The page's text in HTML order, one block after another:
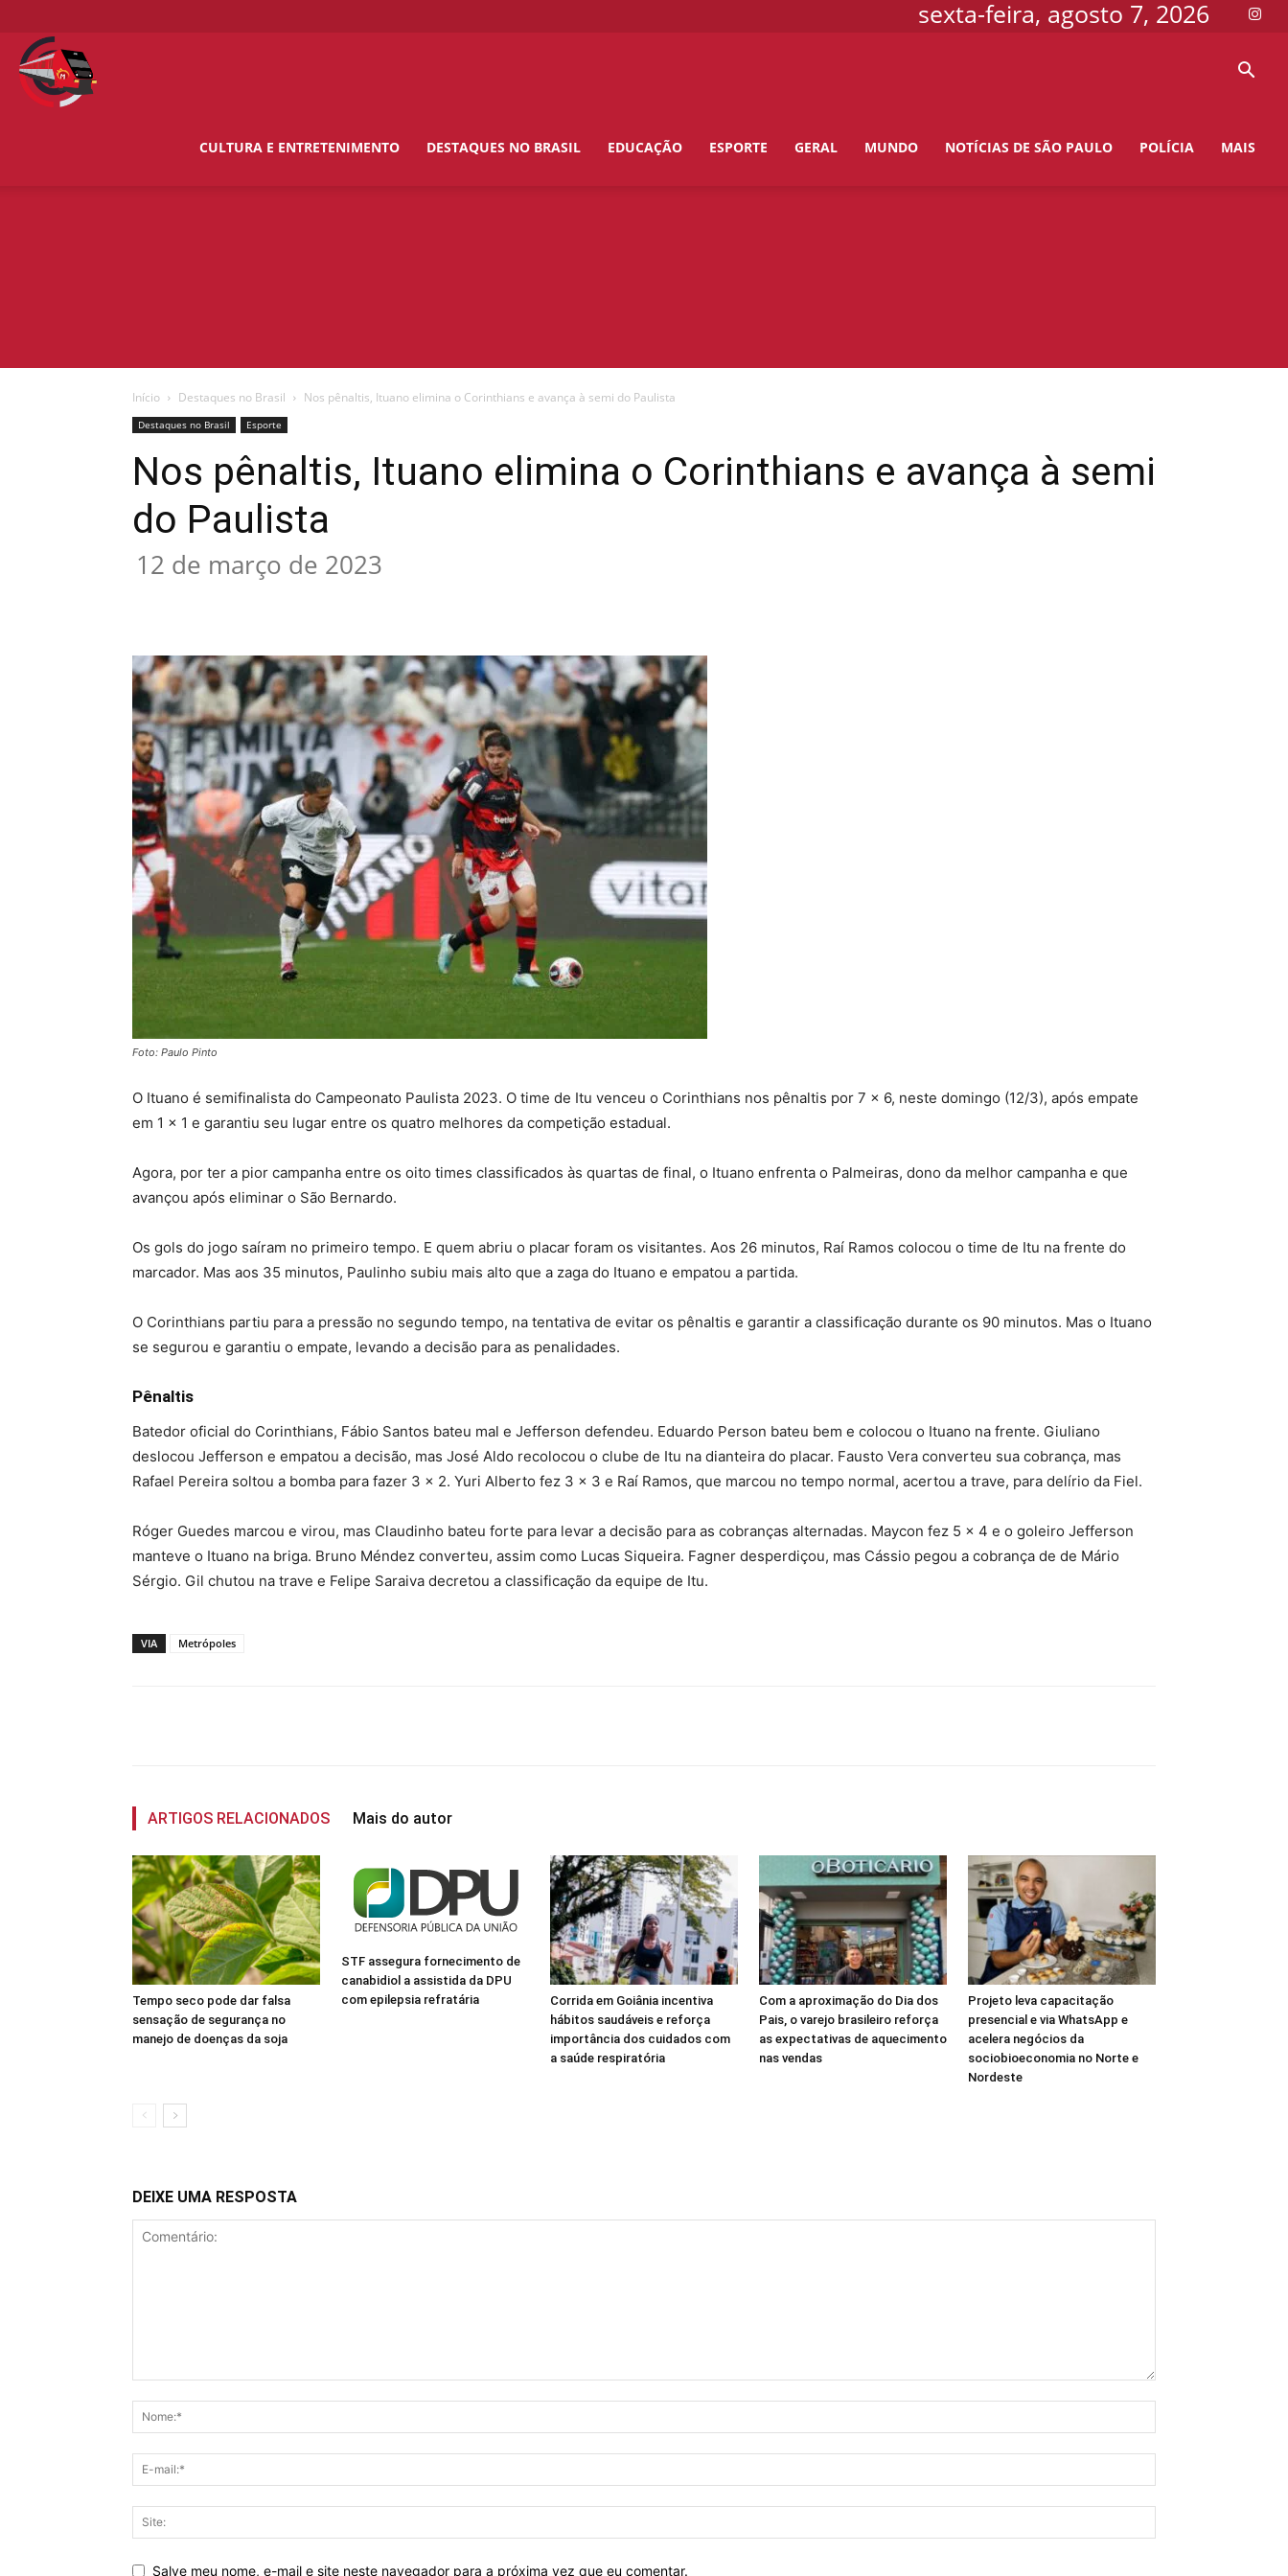
sexta-feira, agosto 7, 2026
CULTURA E ENTRETENIMENTO DESTAQUES NO BRASIL EDUCAÇÃO ESPORTE GERAL MUNDO NOTÍCIAS DE SÃO PAULO POLÍCIA MAIS
Início Destaques no Brasil Nos pênaltis, Ituano elimina o Corinthians e avança à semi do Paulista
Destaques no Brasil Esporte
Nos pênaltis, Ituano elimina o Corinthians e avança à semi
do Paulista
12 de março de 2023
Foto: Paulo Pinto
O Ituano é semifinalista do Campeonato Paulista 2023. O time de Itu venceu o Corinthians nos pênaltis por 7 x 6, neste domingo (12/3), após empate
em 1 x 1 e garantiu seu lugar entre os quatro melhores da competição estadual.
Agora, por ter a pior campanha entre os oito times classificados às quartas de final, o Ituano enfrenta o Palmeiras, dono da melhor campanha e que
avançou após eliminar o São Bernardo.
Os gols do jogo saíram no primeiro tempo. E quem abriu o placar foram os visitantes. Aos 26 minutos, Raí Ramos colocou o time de Itu na frente do
marcador. Mas aos 35 minutos, Paulinho subiu mais alto que a zaga do Ituano e empatou a partida.
O Corinthians partiu para a pressão no segundo tempo, na tentativa de evitar os pênaltis e garantir a classificação durante os 90 minutos. Mas o Ituano
se segurou e garantiu o empate, levando a decisão para as penalidades.
Pênaltis
Batedor oficial do Corinthians, Fábio Santos bateu mal e Jefferson defendeu. Eduardo Person bateu bem e colocou o Ituano na frente. Giuliano
deslocou Jefferson e empatou a decisão, mas José Aldo recolocou o clube de Itu na dianteira do placar. Fausto Vera converteu sua cobrança, mas
Rafael Pereira soltou a bomba para fazer 3 x 2. Yuri Alberto fez 3 x 3 e Raí Ramos, que marcou no tempo normal, acertou a trave, para delírio da Fiel.
Róger Guedes marcou e virou, mas Claudinho bateu forte para levar a decisão para as cobranças alternadas. Maycon fez 5 x 4 e o goleiro Jefferson
manteve o Ituano na briga. Bruno Méndez converteu, assim como Lucas Siqueira. Fagner desperdiçou, mas Cássio pegou a cobrança de de Mário
Sérgio. Gil chutou na trave e Felipe Saraiva decretou a classificação da equipe de Itu.
VIA Metrópoles
ARTIGOS RELACIONADOS Mais do autor
Tempo seco pode dar falsa
sensação de segurança no
manejo de doenças da soja
STF assegura fornecimento de
canabidiol a assistida da DPU
com epilepsia refratária
Corrida em Goiânia incentiva
hábitos saudáveis e reforça
importância dos cuidados com
a saúde respiratória
Com a aproximação do Dia dos
Pais, o varejo brasileiro reforça
as expectativas de aquecimento
nas vendas
Projeto leva capacitação
presencial e via WhatsApp e
acelera negócios da
sociobioeconomia no Norte e
Nordeste
DEIXE UMA RESPOSTA
Salve meu nome, e-mail e site neste navegador para a próxima vez que eu comentar.